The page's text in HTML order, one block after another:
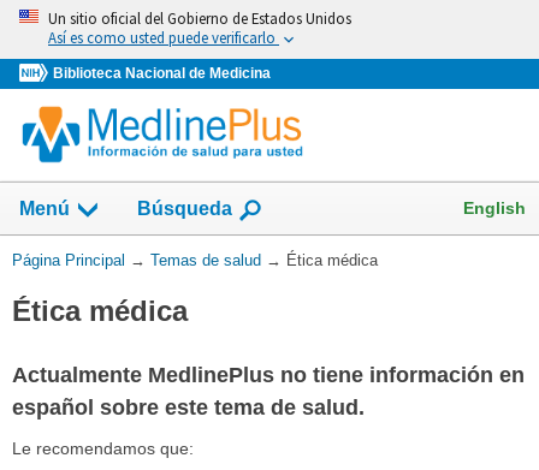
Omita
vaya
al
Contenido
Un sitio oficial del Gobierno de Estados Unidos
Así es como usted puede verificarlo
Biblioteca Nacional de Medicina
Menú
Mostrar
campo
de
Búsqueda English
Usted
aquí:
Página Principal → Temas de salud → Ética médica
Ética médica
Actualmente MedlinePlus no tiene información en
español sobre este tema de salud.
Le recomendamos que: